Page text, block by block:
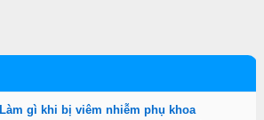
Làm gì khi bị viêm nhiễm phụ khoa